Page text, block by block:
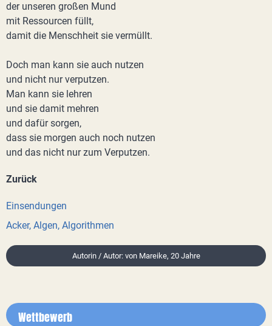
der unseren großen Mund
mit Ressourcen füllt,
damit die Menschheit sie vermüllt.
Doch man kann sie auch nutzen
und nicht nur verputzen.
Man kann sie lehren
und sie damit mehren
und dafür sorgen,
dass sie morgen auch noch nutzen
und das nicht nur zum Verputzen.
Zurück
Einsendungen
Acker, Algen, Algorithmen
Autorin / Autor: von Mareike, 20 Jahre
Wettbewerb